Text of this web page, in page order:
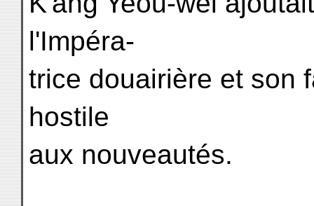
l'Impéra-
trice douairière et son
hostile
aux nouveautés.